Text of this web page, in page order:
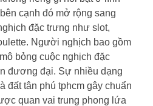
cạnh đó mở rộng sang
đặc trưng như slot,
Người nghịch bao gồm
bỏng cuộc nghịch đặc
đương đại. Sự nhiều dạng
đất tân phú tphcm gây chuẩn
quan vai trung phong lứa